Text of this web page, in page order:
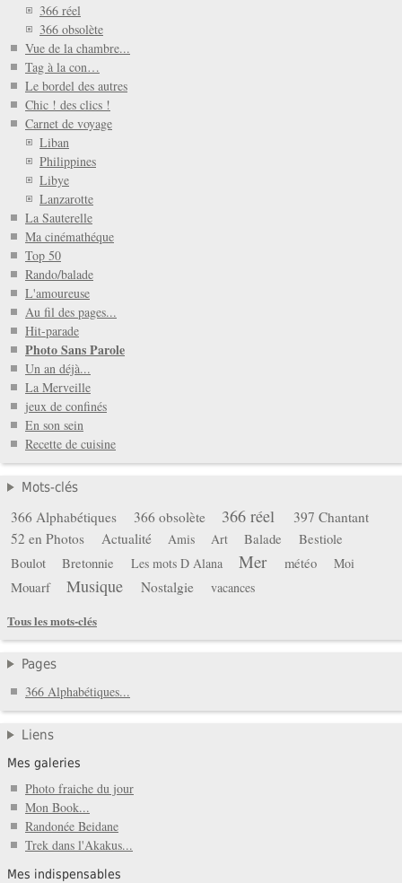
366 réel
366 obsolète
Vue de la chambre...
Tag à la con…
Le bordel des autres
Chic ! des clics !
Carnet de voyage
Liban
Philippines
Libye
Lanzarotte
La Sauterelle
Ma cinémathéque
Top 50
Rando/balade
L'amoureuse
Au fil des pages...
Hit-parade
Photo Sans Parole
Un an déjà...
La Merveille
jeux de confinés
En son sein
Recette de cuisine
Mots-clés
366 Alphabétiques 366 obsolète 366 réel
397 Chantant
52 en Photos
Actualité Amis Art Balade
Bestiole
Boulot
Bretonnie Les mots D Alana Mer météo Moi
Mouarf Musique Nostalgie
vacances
Tous les mots-clés
Pages
366 Alphabétiques...
Liens
Mes galeries
Photo fraiche du jour
Mon Book...
Randonée Beidane
Trek dans l'Akakus...
Mes indispensables